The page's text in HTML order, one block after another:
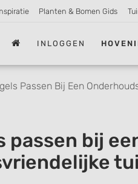
Planten & Bomen Gids
INLOGGEN
Passen Bij Een
passen bij